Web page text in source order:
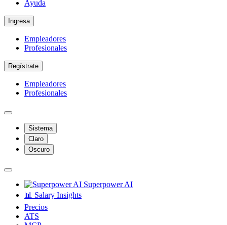
Ayuda
Ingresa
Empleadores
Profesionales
Regístrate
Empleadores
Profesionales
Sistema
Claro
Oscuro
Superpower AI
📊 Salary Insights
Precios
ATS